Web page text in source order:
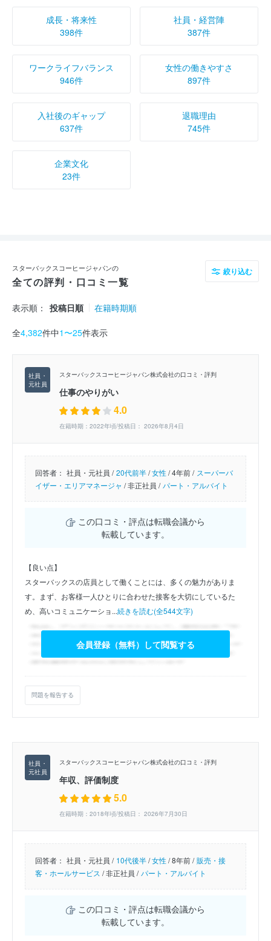
成長・将来性
398件
社員・経営陣
387件
ワークライフバランス
946件
女性の働きやすさ
897件
入社後のギャップ
637件
退職理由
745件
企業文化
23件
スターバックスコーヒージャパンの
全ての評判・口コミ一覧
絞り込む
表示順： 投稿日順 在籍時期順
全4,382件中1〜25件表示
スターバックスコーヒージャパン株式会社の口コミ・評判
仕事のやりがい
4.0
在籍時期：2022年頃/投稿日： 2026年8月4日
回答者： 社員・元社員 / 20代前半/女性/4年前 / スーパーバ
イザー・エリアマネージャ /非正社員 / パート・アルバイト
この口コミ・評点は転職会議から
転載しています。
【良い点】
スターバックスの店員として働くことには、多くの魅力がありま
す。まず、お客様一人ひとりに合わせた接客を大切にしているた
め、高いコミュニケーショ...続きを読む(全544文字)
会員登録（無料）して閲覧する
問題を報告する
スターバックスコーヒージャパン株式会社の口コミ・評判
年収、評価制度
5.0
在籍時期：2018年頃/投稿日： 2026年7月30日
回答者： 社員・元社員 / 10代後半/女性/8年前 / 販売・接
客・ホールサービス /非正社員 / パート・アルバイト
この口コミ・評点は転職会議から
転載しています。